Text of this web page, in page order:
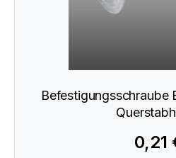
Befestigungsschraube
0,21